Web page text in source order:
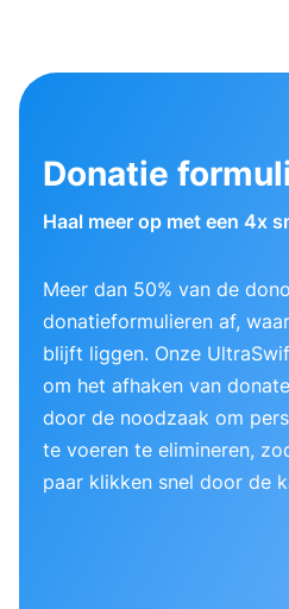
Donatie
Haal meer op met een 4x
Meer dan 50% van de
donatieformulieren af,
blijft liggen. Onze
om het afhaken van
door de noodzaak om
te voeren te elimineren,
paar klikken snel door de